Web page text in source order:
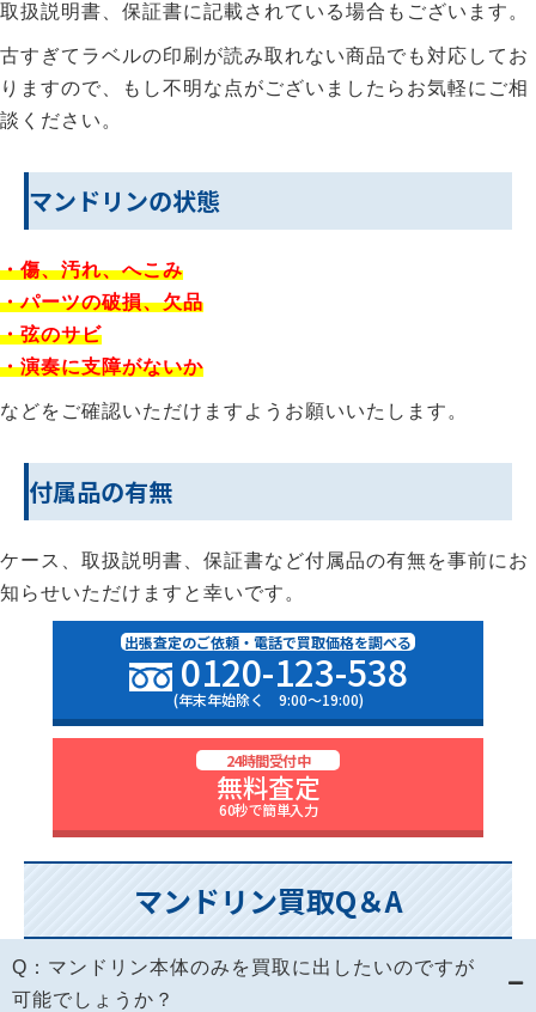
取扱説明書、保証書に記載されている場合もございます。
古すぎてラベルの印刷が読み取れない商品でも対応してお
りますので、もし不明な点がございましたらお気軽にご相
談ください。
マンドリンの状態
・傷、汚れ、へこみ
・パーツの破損、欠品
・弦のサビ
・演奏に支障がないか
などをご確認いただけますようお願いいたします。
付属品の有無
ケース、取扱説明書、保証書など付属品の有無を事前にお
知らせいただけますと幸いです。
出張査定のご依頼・電話で買取価格を調べる
0120-123-538
(年末年始除く 9:00〜19:00)
24時間受付中
無料査定
60秒で簡単入力
マンドリン買取Q＆A
Q：マンドリン本体のみを買取に出したいのですが
可能でしょうか？